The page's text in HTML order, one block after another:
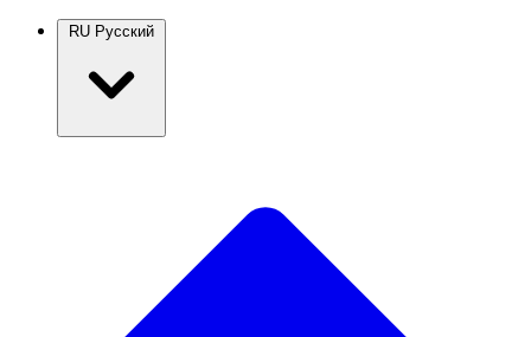
RU Русский